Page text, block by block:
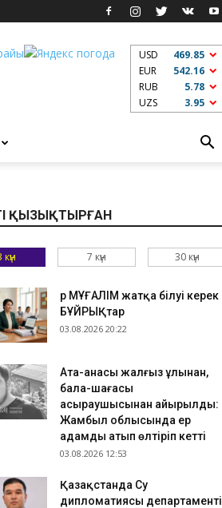
USD
469.85
EUR
542.16
RUB
5.78
UZS
3.95
ҚЫЗЫҚТЫРҒАН
күн 7 күн 30 күн
Әр МҰҒАЛІМ жатқа білуі керек
БҰЙРЫҚтар
03.08.2026 20:22
Ата-анасы жалғыз ұлынан,
бала-шағасы
асыраушысынан айырылды:
Жамбыл облысында ер
адамды атып өлтіріп кетті
03.08.2026 12:53
Қазақстанда Су
дипломатиясы департаменті